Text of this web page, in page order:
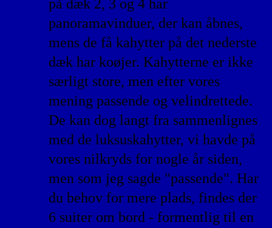
på dæk 2, 3 og 4 har
panoramavinduer, der kan åbnes,
mens de få kahytter på det nederste
dæk har koøjer. Kahytterne er ikke
særligt store, men efter vores
mening passende og velindrettede.
De kan dog langt fra sammenlignes
med de luksuskahytter, vi havde på
vores nilkryds for nogle år siden,
men som jeg sagde "passende". Har
du behov for mere plads, findes der
6 suiter om bord - formentlig til en